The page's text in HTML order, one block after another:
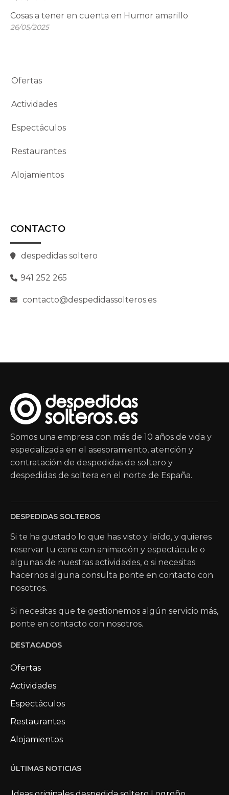
Cosas a tener en cuenta en Humor amarillo
26/05/2025
Ofertas
Actividades
Espectáculos
Restaurantes
Alojamientos
CONTACTO
despedidas soltero
941 252 265
contacto@despedidassolteros.es
Somos una empresa con más de 10 años de vida y
especializada en el asesoramiento, atención y
contratación de despedidas de soltero y
despedidas de soltera en el norte de España.
DESPEDIDAS SOLTEROS
Si te ha gustado lo que has visto y leído, y quieres
reservar tu cena con animación y espectáculo o
algunas de nuestras actividades, o si necesitas
hacernos alguna consulta ponte en contacto con
nosotros.
Si necesitas que te gestionemos algún servicio más,
ponte en contacto con nosotros.
DESTACADOS
Ofertas
Actividades
Espectáculos
Restaurantes
Alojamientos
ÚLTIMAS NOTICIAS